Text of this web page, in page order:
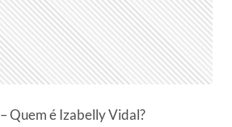
– Quem é Izabelly Vidal?